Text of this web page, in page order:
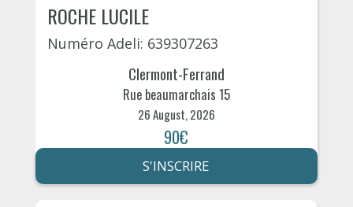
ROCHE LUCILE
Numéro Adeli: 639307263
Clermont-Ferrand
Rue beaumarchais 15
26 August, 2026
90€
S'INSCRIRE